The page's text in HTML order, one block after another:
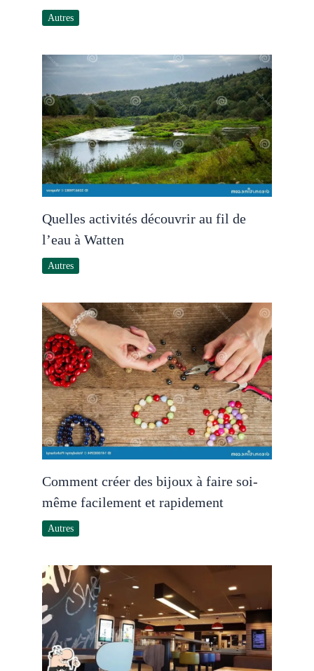
Autres
Quelles activités découvrir au fil de
l’eau à Watten
Autres
Comment créer des bijoux à faire soi-
même facilement et rapidement
Autres